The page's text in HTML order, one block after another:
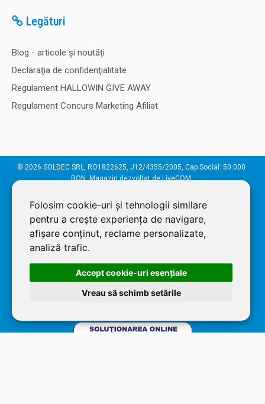
Folosim cookie-uri și tehnologii similare
pentru a crește experiența de navigare,
afișare conținut, reclame personalizate,
analiză trafic.
Accept cookie-uri esenţiale
Vreau să schimb setările
Legături
Blog - articole și noutăți
Declaraţia de confidenţialitate
Regulament HALLOWIN GIVE AWAY
Regulament Concurs Marketing Afiliat
© 2026 SOLDEC SRL, RO1822625, J12/4355/2005, Cap Social: 50.000
RON. Magazin dezvoltat deLiveCOM